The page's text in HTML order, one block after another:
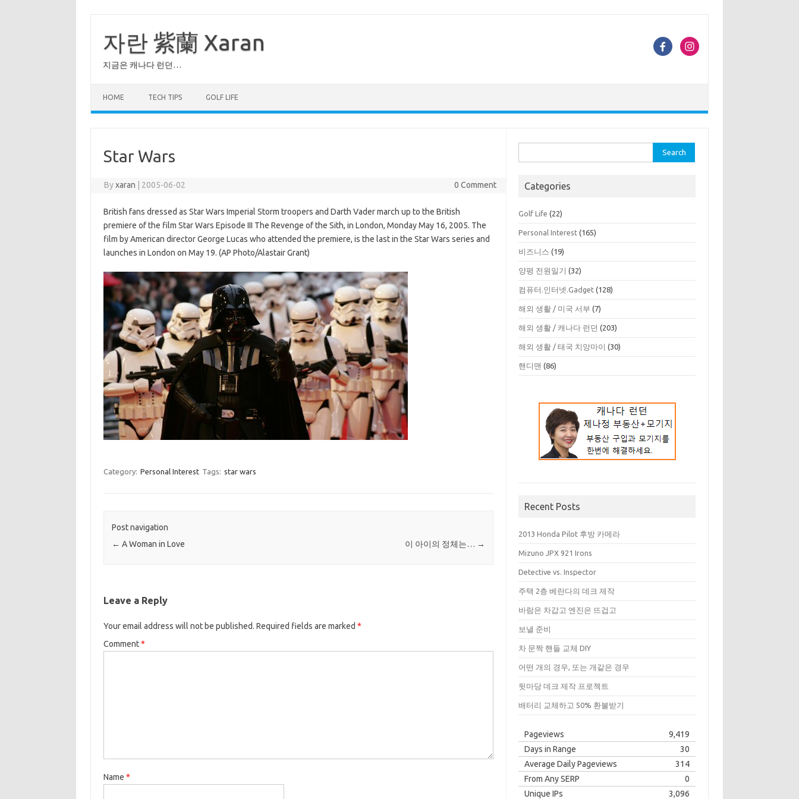
content
자란 紫蘭 Xaran
지금은 캐나다 런던…
HOME TECH TIPS GOLF LIFE
Star Wars
Byxaran 2005-06-02 0 Comment
British fans dressed as Star Wars Imperial Storm troopers and Darth Vader march up to the British
premiere of the film Star Wars Episode III The Revenge of the Sith, in London, Monday May 16, 2005. The
film by American director George Lucas who attended the premiere, is the last in the Star Wars series and
launches in London on May 19. (AP Photo/Alastair Grant)
Category: Personal Interest Tags: star wars
Post navigation
← A Woman in Love 이 아이의 정체는… →
Leave a Reply
Your email address will not be published. Required fields are marked *
Comment*
Name *
for:
Categories
Golf Life (22)
Personal Interest (165)
비즈니스 (19)
양평 전원일기 (32)
컴퓨터.인터넷.Gadget (128)
해외 생활 / 미국 서부 (7)
해외 생활 / 캐나다 런던 (203)
해외 생활 / 태국 치앙마이 (30)
핸디맨 (86)
Recent Posts
2013 Honda Pilot 후방 카메라
Mizuno JPX 921 Irons
Detective vs. Inspector
주택 2층 베란다의 데크 제작
바람은 차갑고 엔진은 뜨겁고
보낼 준비
차 문짝 핸들 교체 DIY
어떤 개의 경우, 또는 개같은 경우
뒷마당 데크 제작 프로젝트
배터리 교체하고 50% 환불받기
Pageviews
9,419
Days in Range
30
Average Daily Pageviews
314
From Any SERP
0
Unique IPs
3,096